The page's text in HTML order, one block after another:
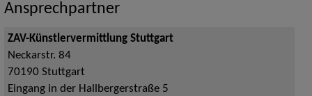
Ansprechpartner
ZAV-Künstlervermittlung Stuttgart
Neckarstr. 84
70190 Stuttgart
Eingang in der Hallbergerstraße 5